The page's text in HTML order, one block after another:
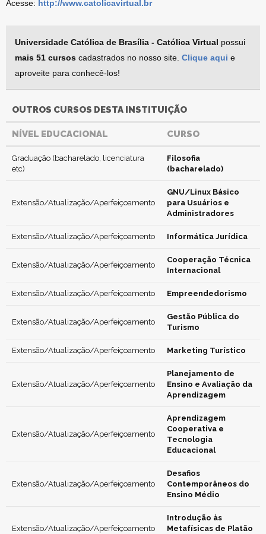
Acesse: http://www.catolicavirtual.br
Universidade Católica de Brasília - Católica Virtual possui
mais 51 cursos cadastrados no nosso site. Clique aqui e
aproveite para conhecê-los!
OUTROS CURSOS DESTA INSTITUIÇÃO
NÍVEL EDUCACIONAL CURSO
Graduação (bacharelado, licenciatura
etc)
Filosofia
(bacharelado)
Extensão/Atualização/Aperfeiçoamento
GNU/Linux Básico
para Usuários e
Administradores
Extensão/Atualização/Aperfeiçoamento Informática Jurídica
Extensão/Atualização/Aperfeiçoamento
Cooperação Técnica
Internacional
Extensão/Atualização/Aperfeiçoamento Empreendedorismo
Extensão/Atualização/Aperfeiçoamento
Gestão Pública do
Turismo
Extensão/Atualização/Aperfeiçoamento Marketing Turístico
Extensão/Atualização/Aperfeiçoamento
Planejamento de
Ensino e Avaliação da
Aprendizagem
Extensão/Atualização/Aperfeiçoamento
Aprendizagem
Cooperativa e
Tecnologia
Educacional
Extensão/Atualização/Aperfeiçoamento
Desafios
Contemporâneos do
Ensino Médio
Extensão/Atualização/Aperfeiçoamento
Introdução às
Metafísicas de Platão